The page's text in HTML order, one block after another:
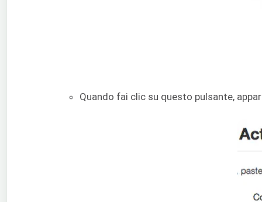
Quando fai clic su questo pulsante,